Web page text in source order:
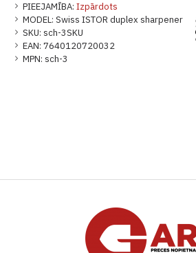
PIEEJAMĪBA: Izpārdots
MODEL: Swiss ISTOR duplex sharpener
SKU: sch-3SKU
EAN: 7640120720032
MPN: sch-3